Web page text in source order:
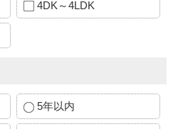
4DK～4LDK
5年以内